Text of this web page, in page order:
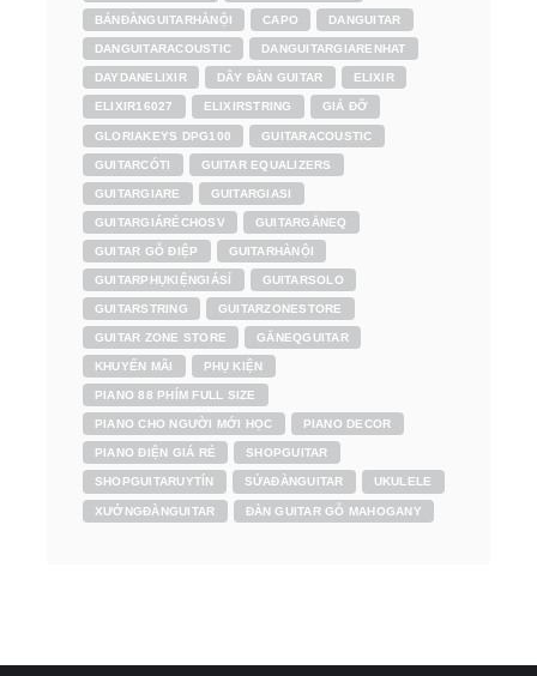
BÁNĐÀNGUITARHÀNỘI CAPO DANGUITAR
DANGUITARACOUSTIC DANGUITARGIARENHAT
DAYDANELIXIR DÂY ĐÀN GUITAR ELIXIR
ELIXIR16027 ELIXIRSTRING GIÁ ĐỠ
GLORIAKEYS DPG100 GUITARACOUSTIC
GUITARCÓTI GUITAR EQUALIZERS
GUITARGIARE GUITARGIASI
GUITARGIÁRẺCHOSV GUITARGẮNEQ
GUITAR GỖ ĐIỆP GUITARHÀNỘI
GUITARPHỤKIỆNGIÁSỈ GUITARSOLO
GUITARSTRING GUITARZONESTORE
GUITAR ZONE STORE GẮNEQGUITAR
KHUYẾN MÃI PHỤ KIỆN
PIANO 88 PHÍM FULL SIZE
PIANO CHO NGƯỜI MỚI HỌC PIANO DECOR
PIANO ĐIỆN GIÁ RẺ SHOPGUITAR
SHOPGUITARUYTÍN SỬAĐÀNGUITAR UKULELE
XƯỞNGĐÀNGUITAR ĐÀN GUITAR GỖ MAHOGANY